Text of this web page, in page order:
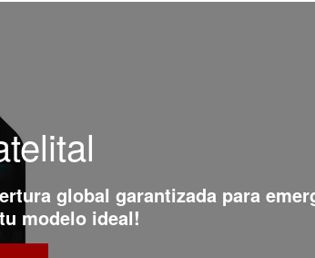
global garantizada para
modelo ideal!